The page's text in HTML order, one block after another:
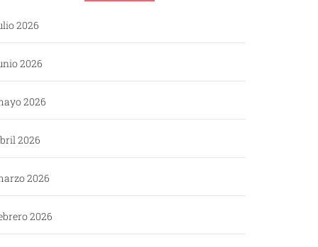
2026
2026
2026
2026
2026
2026